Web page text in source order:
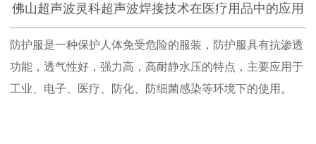
佛山超声波灵科超声波焊接技术在医疗用品中的应用
防护服是一种保护人体免受危险的服装，防护服具有抗渗透
功能，透气性好，强力高，高耐静水压的特点，主要应用于
工业、电子、医疗、防化、防细菌感染等环境下的使用。